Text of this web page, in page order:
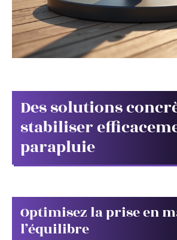
Des solutions
stabiliser
parapluie
Optimisez la prise en
l’équilibre